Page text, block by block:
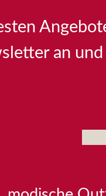
an